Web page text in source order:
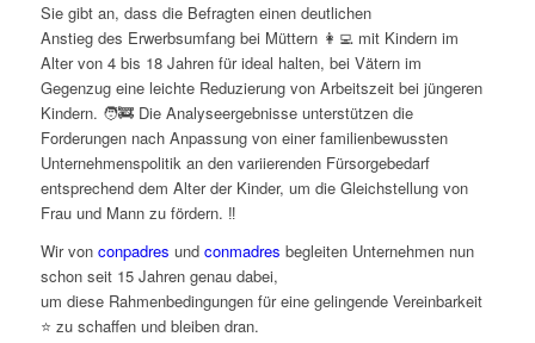
Sie gibt an, dass die Befragten einen deutlichen
Anstieg des Erwerbsumfang bei Müttern 👩‍💻 mit Kindern im
Alter von 4 bis 18 Jahren für ideal halten, bei Vätern im
Gegenzug eine leichte Reduzierung von Arbeitszeit bei jüngeren
Kindern. 🧑‍🚒 Die Analyseergebnisse unterstützen die
Forderungen nach Anpassung von einer familienbewussten
Unternehmenspolitik an den variierenden Fürsorgebedarf
entsprechend dem Alter der Kinder, um die Gleichstellung von
Frau und Mann zu fördern. ‼️
Wir von conpadres und conmadres begleiten Unternehmen nun
schon seit 15 Jahren genau dabei,
um diese Rahmenbedingungen für eine gelingende Vereinbarkeit
⭐️ zu schaffen und bleiben dran.